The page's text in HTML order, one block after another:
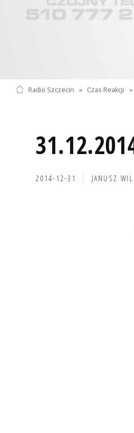
Radio Szczecin » Czas Reakcji »
2014-12-31 JANUSZ